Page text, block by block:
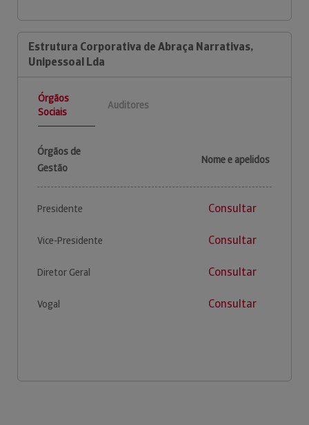
Estrutura Corporativa de Abraça Narrativas,
Unipessoal Lda
Órgãos
Sociais
Auditores
Órgãos de
Gestão
Nome e apelidos
Presidente Consultar
Vice-Presidente Consultar
Diretor Geral Consultar
Vogal Consultar